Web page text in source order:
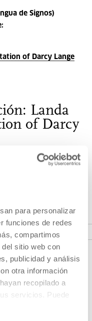
para personalizar
funciones de redes
compartimos
sitio web con
publicidad y análisis
otra información
recopilado a
servicios. Puede
de Signos)
of Darcy Lange
Landa
of Darcy
(Aotearoa/Nueva